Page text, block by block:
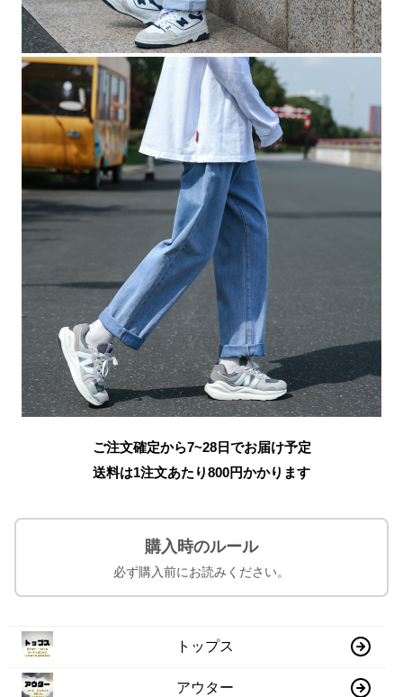
ご注文確定から7~28日でお届け予定
送料は1注文あたり800円かかります
購入時のルール
必ず購入前にお読みください。
トップス
アウター